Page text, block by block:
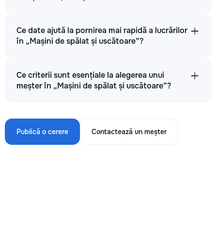
Ce date ajută la pornirea mai rapidă a lucrărilor
în „Mașini de spălat și uscătoare”?
Ce criterii sunt esențiale la alegerea unui
meșter în „Mașini de spălat și uscătoare”?
Publică o cerere Contactează un meșter